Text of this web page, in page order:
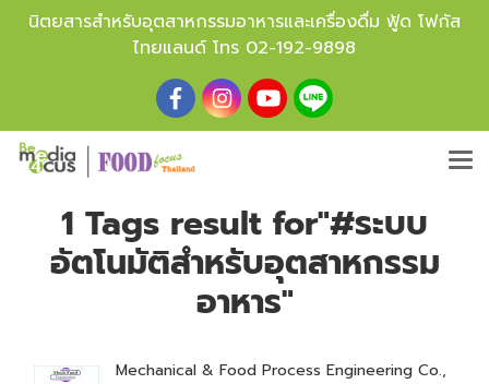
นิตยสารสำหรับอุตสาหกรรมอาหารและเครื่องดื่ม ฟู้ด โฟกัส
ไทยแลนด์ โทร 02-192-9898
1 Tags result for"#ระบบ
อัตโนมัติสำหรับอุตสาหกรรม
อาหาร"
Mechanical & Food Process Engineering Co.,